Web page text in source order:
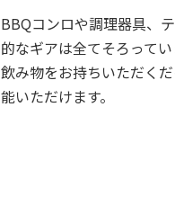
BBQコンロや調理器具、
的なギアは全てそろって
飲み物をお持ちいただく
能いただけます。